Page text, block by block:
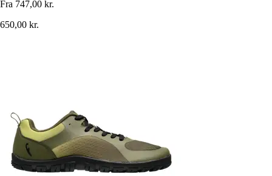
Fra 747,00 kr.
650,00 kr.